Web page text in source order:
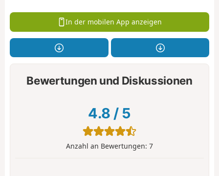
In der mobilen App anzeigen
Bewertungen und Diskussionen
4.8 / 5
Anzahl an Bewertungen: 7